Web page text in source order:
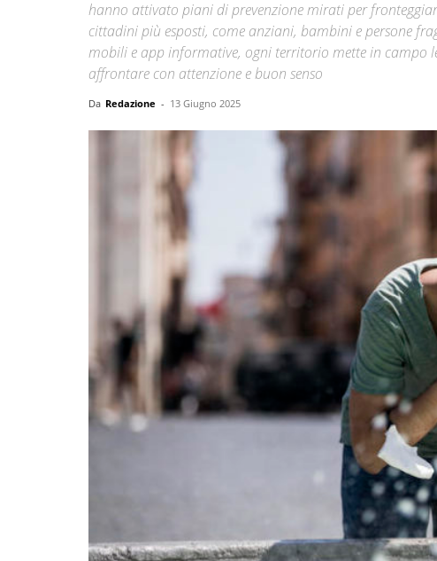
hanno attivato piani di prevenzione mirati per
cittadini più esposti, come anziani, bambini e persone
mobili e app informative, ogni territorio mette in campo
affrontare con attenzione e buon senso
Da Redazione - 13 Giugno 2025